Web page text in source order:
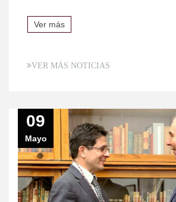
Ver más
VER MÁS NOTICIAS
09
Mayo